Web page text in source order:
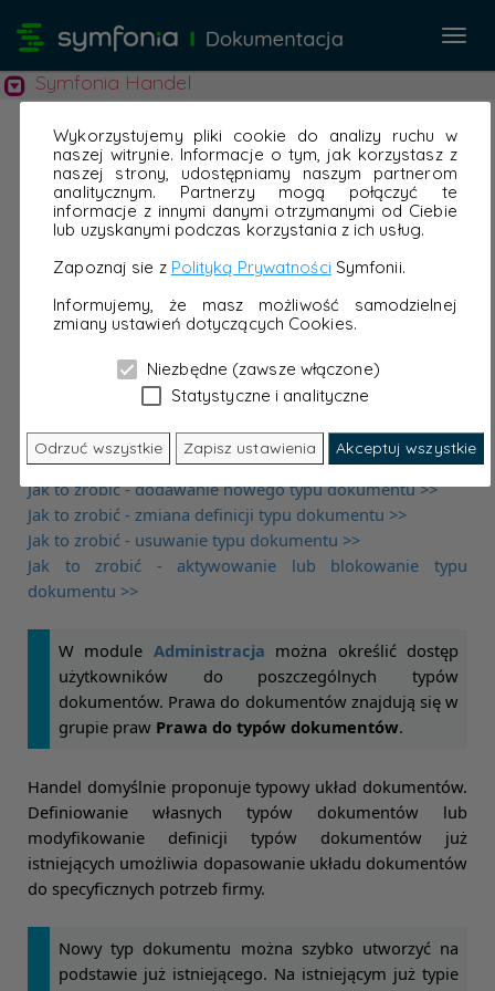
Wykorzystujemy pliki cookie do analizy ruchu w
naszej witrynie. Informacje o tym, jak korzystasz z
naszej strony, udostępniamy naszym partnerom
analitycznym. Partnerzy mogą połączyć te
informacje z innymi danymi otrzymanymi od Ciebie
lub uzyskanymi podczas korzystania z ich usług.
Zapoznaj sie z Polityką Prywatności Symfonii.
Informujemy, że masz możliwość samodzielnej
zmiany ustawień dotyczących Cookies.
Niezbędne (zawsze włączone)
Statystyczne i analityczne
Odrzuć wszystkie Zapisz ustawienia Akceptuj wszystkie
Symfonia Handel